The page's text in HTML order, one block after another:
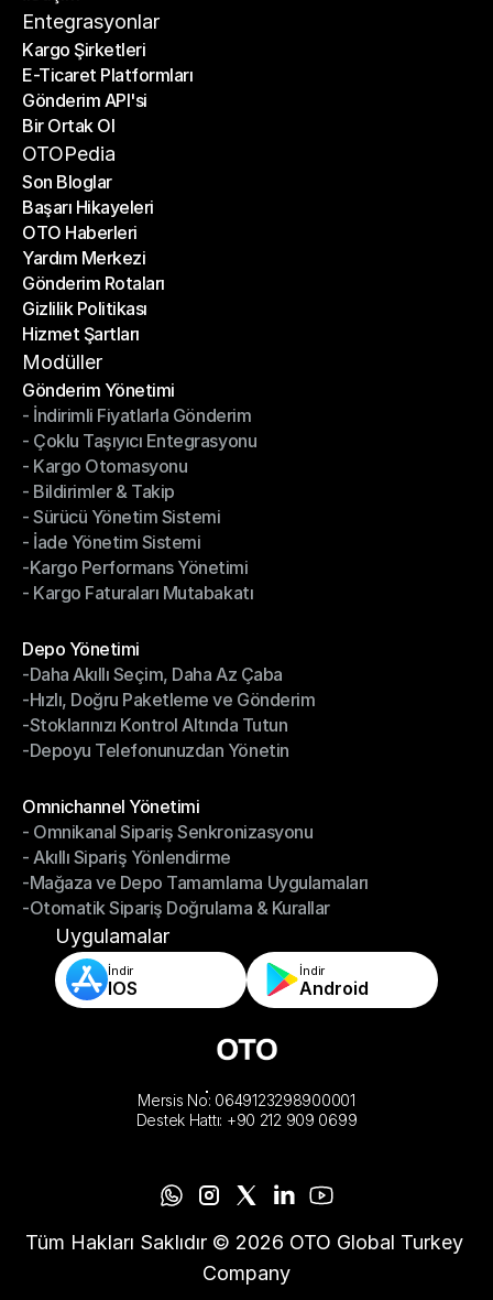
İletişim
Entegrasyonlar
Kargo Şirketleri
Kargo Şirketleri
E-Ticaret Platformları
E-Ticaret Platformları
Gönderim API'si
Gönderim API'si
Bir Ortak Ol
Bir Ortak Ol
OTOPedia
Son Bloglar
Son Bloglar
Başarı Hikayeleri
Başarı Hikayeleri
OTO Haberleri
OTO Haberleri
Yardım Merkezi
Yardım Merkezi
Gönderim Rotaları
Gönderim Rotaları
Gizlilik Politikası
Gizlilik Politikası
Hizmet Şartları
Hizmet Şartları
Modüller
Gönderim Yönetimi
Gönderim Yönetimi
- İndirimli Fiyatlarla Gönderim
- İndirimli Fiyatlarla Gönderim
- Çoklu Taşıyıcı Entegrasyonu
- Çoklu Taşıyıcı Entegrasyonu
- Kargo Otomasyonu
- Kargo Otomasyonu
- Bildirimler & Takip
- Bildirimler & Takip
- Sürücü Yönetim Sistemi
- Sürücü Yönetim Sistemi
- İade Yönetim Sistemi
- İade Yönetim Sistemi
-Kargo Performans Yönetimi
-Kargo Performans Yönetimi
- Kargo Faturaları Mutabakatı
Depo Yönetimi
Depo Yönetimi
-Daha Akıllı Seçim, Daha Az Çaba
-Daha Akıllı Seçim, Daha Az Çaba
-Hızlı, Doğru Paketleme ve Gönderim
-Hızlı, Doğru Paketleme ve Gönderim
-Stoklarınızı Kontrol Altında Tutun
-Stoklarınızı Kontrol Altında Tutun
-Depoyu Telefonunuzdan Yönetin
Omnichannel Yönetimi
Omnichannel Yönetimi
- Omnikanal Sipariş Senkronizasyonu
- Omnikanal Sipariş Senkronizasyonu
- Akıllı Sipariş Yönlendirme
- Akıllı Sipariş Yönlendirme
-Mağaza ve Depo Tamamlama Uygulamaları
-Mağaza ve Depo Tamamlama Uygulamaları
-Otomatik Sipariş Doğrulama & Kurallar
-Otomatik Sipariş Doğrulama & Kurallar
Uygulamalar
İndir
IOS
İndir
Android
Mersis No: 0649123298900001
Destek Hattı: +90 212 909 0699
Tüm Hakları Saklıdır © 2026 OTO Global Turkey
Company